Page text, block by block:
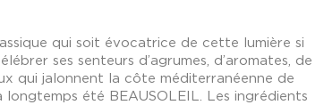
qui soit évocatrice de cette lumière si
ses senteurs d’agrumes, d’aromates, de
qui jalonnent la côte méditerranéenne de
été BEAUSOLEIL. Les ingrédients